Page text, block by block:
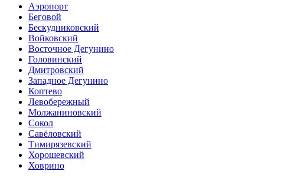
Аэропорт
Беговой
Бескудниковский
Войковский
Восточное Дегунино
Головинский
Дмитровский
Западное Дегунино
Коптево
Левобережный
Молжаниновский
Сокол
Савёловский
Тимирязевский
Хорошевский
Ховрино